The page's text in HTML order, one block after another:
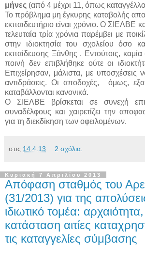
μήνες (από 4 μέχρι 11, όπως
Το πρόβλημα μη έγκυρης καταβολής
εκπαιδευτήριο είναι χρόνιο. Ο ΣΙΕΛΒΕ
τελευταία τρία χρόνια παρέμβει με
στην ιδιοκτησία του σχολείου όσο
εκπαίδευσης Ξάνθης . Εντούτοις,
ποινή δεν επιβλήθηκε ούτε οι
Επιχείρησαν, μάλιστα, με υποσχέσεις
αντιδράσεις. Οι αποδοχές, όμως,
καταβάλλονται κανονικά.
Ο ΣΙΕΛΒΕ βρίσκεται σε συνεχή
συναδέλφους και χαιρετίζει την
για τη διεκδίκηση των οφειλομένων.
στις 14.4.13 2 σχόλια:
Κυριακή 7 Απριλίου 2013
Απόφαση σταθμός του
(31/2013) για της
ιδιωτικό τομέα:
κατάσταση αιτίες
τις καταγγελίες σύμβασης